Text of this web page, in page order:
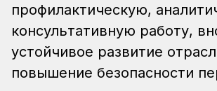
профилактическую,
консультативную работу,
устойчивое развитие
повышение безопасности